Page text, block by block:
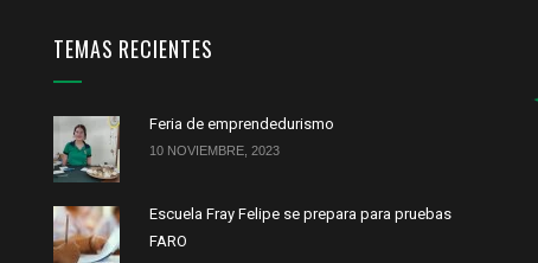
TEMAS RECIENTES
Feria de emprendedurismo
10 NOVIEMBRE, 2023
Escuela Fray Felipe se prepara para pruebas
FARO